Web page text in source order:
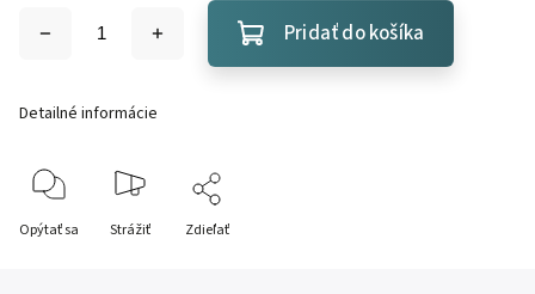
Pridať do košíka
Detailné informácie
Opýtať sa Strážiť Zdieľať